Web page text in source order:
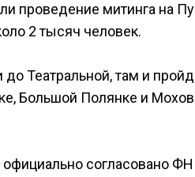
проведение митинга на
2 тысяч человек.
Театральной, там и
Большой Полянке и
официально согласовано